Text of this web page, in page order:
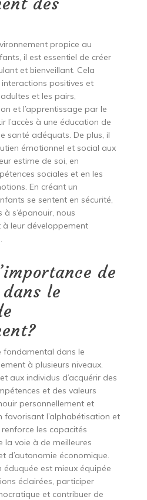
propice au
il est essentiel de créer
et bienveillant. Cela
positives et
et les pairs,
et l’apprentissage par le
l’accès à une éducation de
santé adéquats. De plus, il
émotionnel et social aux
estime de soi, en
sociales et en les
En créant un
se sentent en sécurité,
s’épanouir, nous
leur développement
de
le
fondamental dans le
à plusieurs niveaux.
aux individus d’acquérir des
et des valeurs
personnellement et
favorisant l’alphabétisation et
les capacités
la voie à de meilleures
d’autonomie économique.
éduquée est mieux équipée
éclairées, participer
et contribuer de